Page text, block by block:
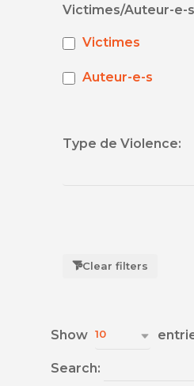
Victimes/Auteur-e-
Victimes
Auteur-e-s
Type de Violence:
Clear filters
Show 10
Search: